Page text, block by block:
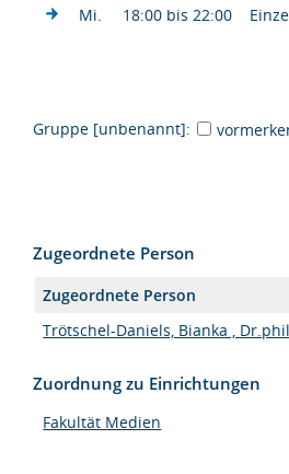
Mi. 18:00 bis 22:00
Gruppe [unbenannt]:
Zugeordnete Person
Zugeordnete Person
Trötschel-Daniels, Bianka ,
Zuordnung zu Einrichtungen
Fakultät Medien